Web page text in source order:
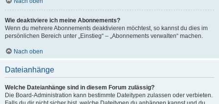
Wie deaktiviere ich meine Abonnements?
Wenn du mehrere Abonnements deaktivieren möchtest, so kannst du dies im
persönlichen Bereich unter „Einstieg“ – „Abonnements verwalten“ machen.
Nach oben
Dateianhänge
Welche Dateianhänge sind in diesem Forum zulässig?
Die Board-Administration kann bestimmte Dateitypen zulassen oder verbieten.